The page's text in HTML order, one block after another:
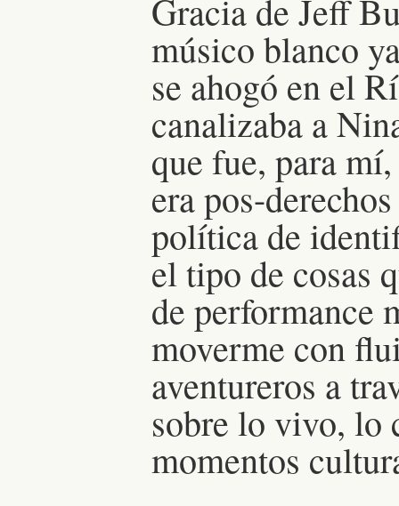
Gracia de Jeff
músico blanco
se ahogó en el
canalizaba a
que fue, para
era pos-
política de
el tipo de cosas
de performance
moverme con
aventureros a
sobre lo vivo, lo
momentos